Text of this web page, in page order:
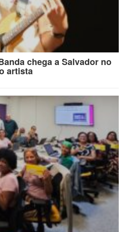
chega a Salvador no
artista